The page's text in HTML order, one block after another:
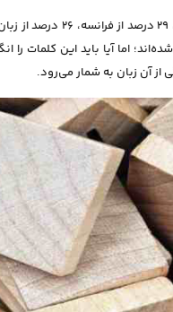
اما آیا باید این کلمات
از آن زبان به شمار می‌رود.